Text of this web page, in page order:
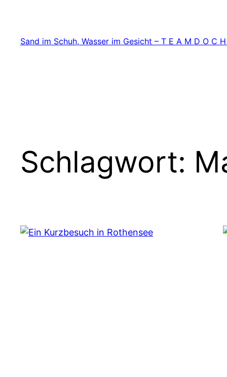
springen
Sand im Schuh, Wasser im Gesicht – T E A M D O C
Schlagwort: